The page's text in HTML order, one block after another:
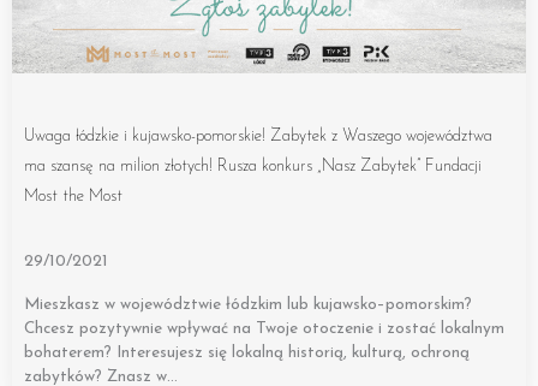
Uwaga łódzkie i kujawsko-pomorskie! Zabytek z Waszego województwa
ma szansę na milion złotych! Rusza konkurs „Nasz Zabytek” Fundacji
Most the Most
29/10/2021
Mieszkasz w województwie łódzkim lub kujawsko–pomorskim?
Chcesz pozytywnie wpływać na Twoje otoczenie i zostać lokalnym
bohaterem? Interesujesz się lokalną historią, kulturą, ochroną
zabytków? Znasz w…